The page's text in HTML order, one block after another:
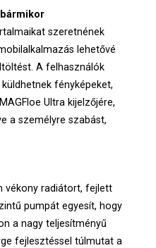
szeretnének
lehetővé
A felhasználók
fényképeket,
Ultra kijelzőjére,
a személyre szabást,
vékony radiátort, fejlett
pumpát egyesít, hogy
a nagy teljesítményű
fejlesztéssel túlmutat a